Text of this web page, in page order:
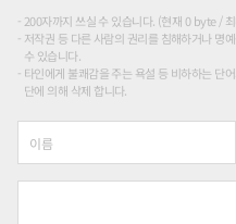
200자까지 쓰실 수 있습니다. (현재 0 byte /
저작권 등 다른 사람의 권리를 침해하거나 명
수 있습니다.
타인에게 불쾌감을 주는 욕설 등 비하하는 단
단에 의해 삭제 합니다.